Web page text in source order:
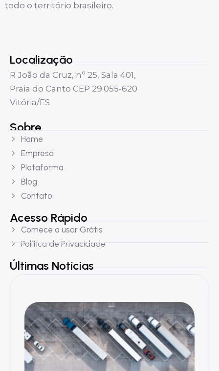
todo o território brasileiro.
Localização
R João da Cruz, nº 25, Sala 401,
Praia do Canto CEP 29.055-620
Vitória/ES
Sobre
Home
Empresa
Plataforma
Blog
Contato
Acesso Rápido
Comece a usar Grátis
Política de Privacidade
Últimas Notícias